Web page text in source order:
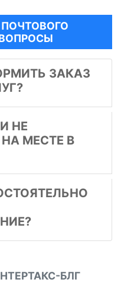
ВОПРОСЫ
ЗАКАЗ
НЕ
МЕСТЕ В
БЛГ